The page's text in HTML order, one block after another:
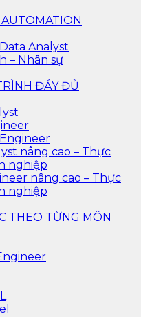
Analyst
– Nhân sự
ĐẦY ĐỦ
nâng cao – Thực
nghiệp
nâng cao – Thực
nghiệp
TỪNG MÔN